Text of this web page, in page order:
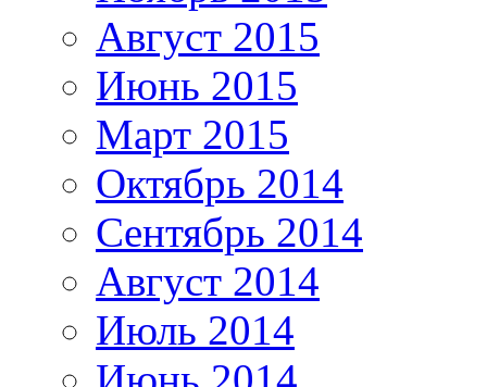
Август 2015
Июнь 2015
Март 2015
Октябрь 2014
Сентябрь 2014
Август 2014
Июль 2014